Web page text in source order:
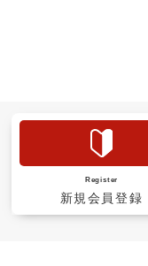
Register
新規会員登録